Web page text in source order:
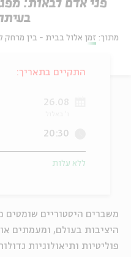
פני אדם לבאות:
מתוך: זמן אלול בבית - בין מרחק לנגיעה
משברים היסטוריים
היציבות בעולם, ומעמתים
פוליטיות ותיאולוגיות
התקיים בתאריך:
26.08
20:30
ללא עלות